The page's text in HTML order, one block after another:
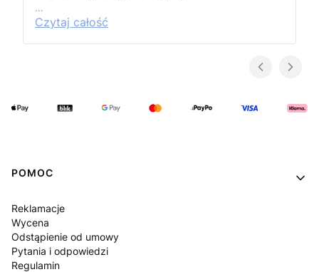
…
Czytaj całość
Linki w stopce
POMOC
Reklamacje
Wycena
Odstąpienie od umowy
Pytania i odpowiedzi
Regulamin